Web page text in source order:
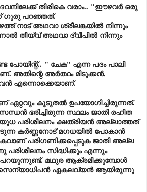
തിരികെ വരാം.. "ഈഴവർ ഒരു
ഗുരു പറഞ്ഞത്.
നാട് അഥവാ ശ്രീലങ്കയിൽ നിന്നും
തീയ്‌വ് അഥവാ ദ്വീപിൽ നിന്നും
പോയിന്റ്.. " ചേക" എന്ന പദം പാലി
അതിന്റെ അർത്ഥം മിടുക്കൻ,
എന്നൊക്കെയാണ്.
ഏറ്റവും കൂടുതൽ ഉപയോഗിച്ചിരുന്നത്.
ഭരിച്ചിരുന്ന സ്ഥലം ജാതി രഹിത
പരിശീലനം ക്ഷത്രിയൻ അല്ലാത്തത്
കർണ്ണനോട് മഗധയിൽ പോകാൻ
പരിഗണിക്കപ്പെടുക ജാതി അല്ല
സിദ്ധിക്കും എന്നും
മഥുര ആക്രമിക്കുമ്പോൾ
ഏകലവ്യൻ ആയിരുന്നു